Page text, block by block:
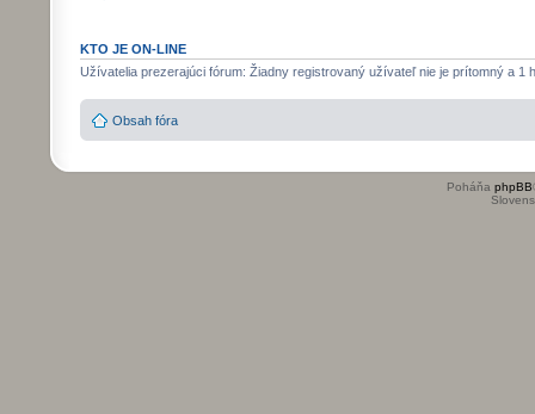
KTO JE ON-LINE
Užívatelia prezerajúci fórum: Žiadny registrovaný užívateľ nie je prítomný a 1
Obsah fóra
Poháňa phpBB